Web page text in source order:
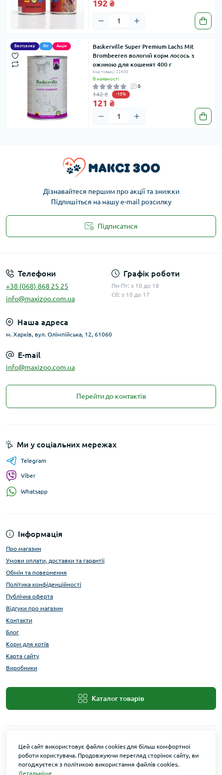
192 ₴
Бестселер Хіт Акція
Baskerville Super Premium Lachs Mit
Brombeeren вологий корм лосось з
ожиною для кошенят 400 г
Код товару: 22600
В наявності
0
142 ₴ -15%
121 ₴
Дізнавайтеся першим про акції та знижки
Підпишіться на нашу e-mail розсилку
Підписатися
Телефони
+38 (068) 868 25 25
info@maxizoo.com.ua
Графік роботи
Пн-Пт: з 10 до 18
Сб: з 10 до 17
Наша адреса
м. Харків, вул. Олімпійська, 12, 61060
E-mail
info@maxizoo.com.ua
Перейти до контактів
Інформація
Про магазин
Умови оплати, доставки та гарантії
Обмін та повернення
Політика конфіденційності
Публічна оферта
Відгуки про магазин
Контакти
Блог
Корм для котів
Карта сайту
Виробники
Каталог товарів
Ми у соціальних мережах
Telegram
Viber
Whatsapp
Цей сайт використовує файли cookies для більш комфортної
роботи користувача. Продовжуючи перегляд сторінок сайту, ви
погоджуєтеся з політикою використання файлів cookies.
Детальніше